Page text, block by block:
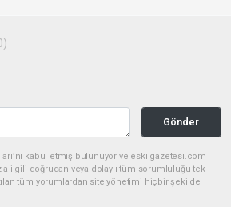
Gönder
kabul etmiş bulunuyor ve eskilgazetesi.com
ilgili doğrudan veya dolaylı tüm sorumluluğu tek
tüm yorumlardan site yönetimi hiçbir şekilde